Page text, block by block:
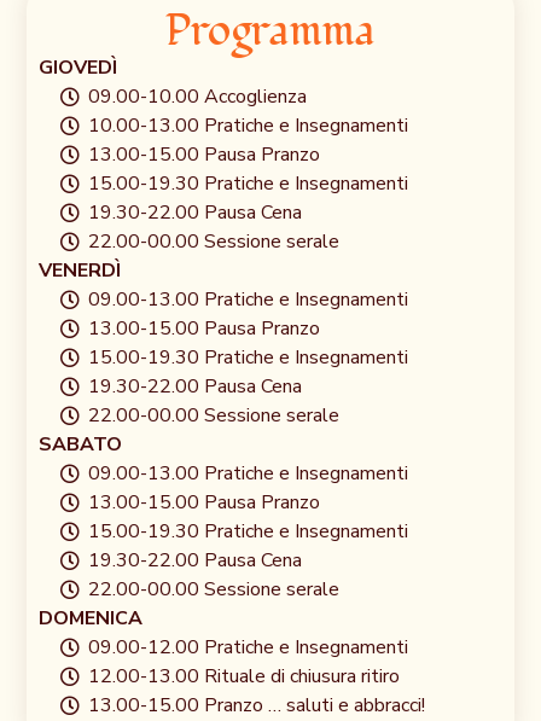
Programma
GIOVEDÌ
09.00-10.00 Accoglienza
10.00-13.00 Pratiche e Insegnamenti
13.00-15.00 Pausa Pranzo
15.00-19.30 Pratiche e Insegnamenti
19.30-22.00 Pausa Cena
22.00-00.00 Sessione serale
VENERDÌ
09.00-13.00 Pratiche e Insegnamenti
13.00-15.00 Pausa Pranzo
15.00-19.30 Pratiche e Insegnamenti
19.30-22.00 Pausa Cena
22.00-00.00 Sessione serale
SABATO
09.00-13.00 Pratiche e Insegnamenti
13.00-15.00 Pausa Pranzo
15.00-19.30 Pratiche e Insegnamenti
19.30-22.00 Pausa Cena
22.00-00.00 Sessione serale
DOMENICA
09.00-12.00 Pratiche e Insegnamenti
12.00-13.00 Rituale di chiusura ritiro
13.00-15.00 Pranzo … saluti e abbracci!